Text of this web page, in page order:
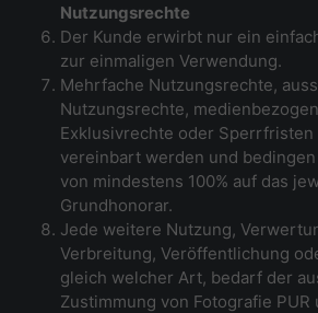
Nutzungsrechte
Der Kunde erwirbt nur ein
zur einmaligen Verwendung.
Mehrfache Nutzungsrechte,
Nutzungsrechte,
Exklusivrechte oder
vereinbart werden und
von mindestens 100% auf das
Grundhonorar.
Jede weitere Nutzung,
Verbreitung, Veröffentlichung
gleich welcher Art, bedarf der
Zustimmung von Fotografie PUR